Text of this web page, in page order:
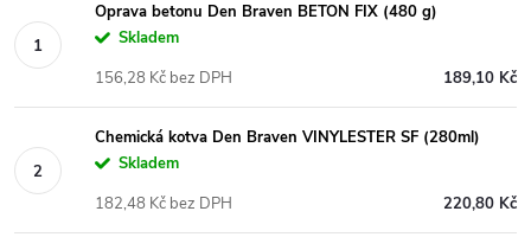
Oprava betonu Den Braven BETON FIX (480 g)
Skladem
189,10 Kč
156,28 Kč bez DPH
Chemická kotva Den Braven VINYLESTER SF (280ml)
Skladem
220,80 Kč
182,48 Kč bez DPH